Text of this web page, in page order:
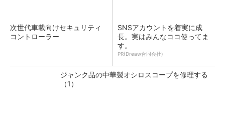
次世代車載向けセキュリティ
コントローラー
SNSアカウントを着実に成
長。実はみんなココ使ってま
す。
PR(Dreaw合同会社)
ジャンク品の中華製オシロスコープを修理する
（1）